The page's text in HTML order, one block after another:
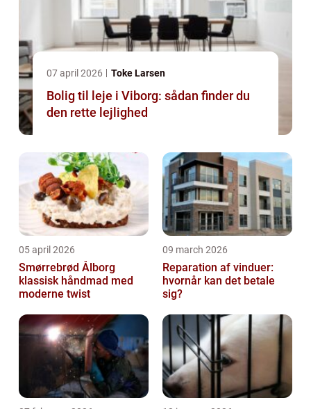
07 april 2026 Toke Larsen
Bolig til leje i Viborg: sådan finder du
den rette lejlighed
05 april 2026
Smørrebrød Ålborg
klassisk håndmad med
moderne twist
09 march 2026
Reparation af vinduer:
hvornår kan det betale
sig?